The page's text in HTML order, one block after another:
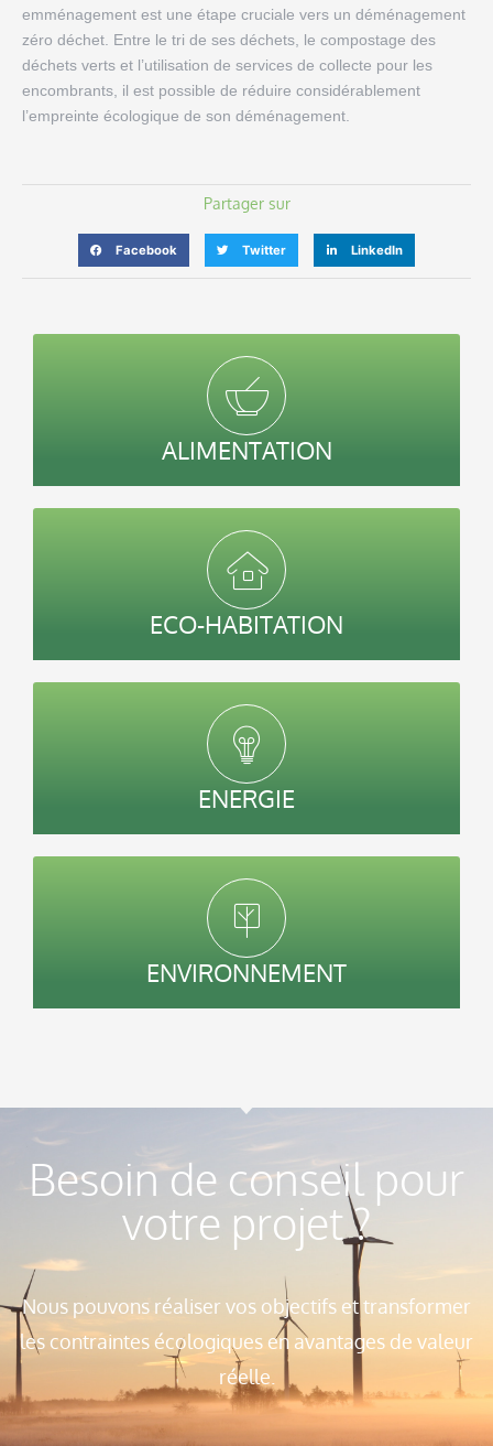
emménagement est une étape cruciale vers un déménagement
zéro déchet. Entre le tri de ses déchets, le compostage des
déchets verts et l’utilisation de services de collecte pour les
encombrants, il est possible de réduire considérablement
l’empreinte écologique de son déménagement.
Partager sur
Facebook Twitter LinkedIn
ALIMENTATION
ECO-HABITATION
ENERGIE
ENVIRONNEMENT
Besoin de conseil pour
votre projet ?
Nous pouvons réaliser vos objectifs et transformer
les contraintes écologiques en avantages de valeur
réelle.